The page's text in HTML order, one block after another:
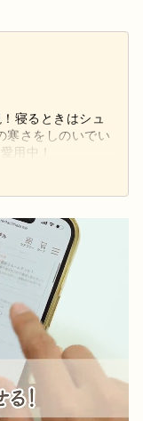
寝るときはシュ
寒さをしのいでい
用中！